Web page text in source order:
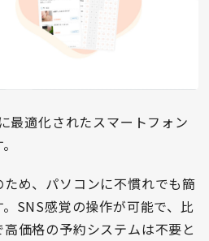
最適化されたスマートフォン
め、パソコンに不慣れでも簡
SNS感覚の操作が可能で、比
価格の予約システムは不要と